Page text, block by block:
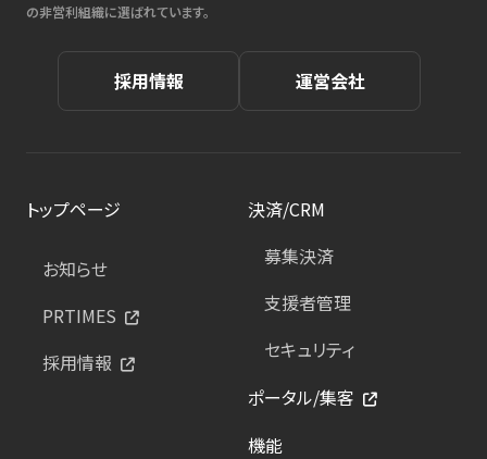
の非営利組織に選ばれています。
採用情報 運営会社
トップページ
お知らせ
PRTIMES
採用情報
決済/CRM
募集決済
支援者管理
セキュリティ
ポータル/集客
機能